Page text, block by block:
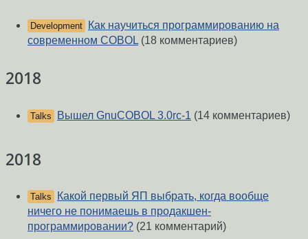
Development
Как научиться программированию на
современном COBOL (18 комментариев)
2018
Talks Вышел GnuCOBOL 3.0rc-1 (14 комментариев)
2018
Talks
Какой первый ЯП выбрать, когда вообще
ничего не понимаешь в продакшен-
программировании? (21 комментарий)